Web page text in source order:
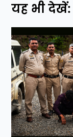
यह भी देखें: